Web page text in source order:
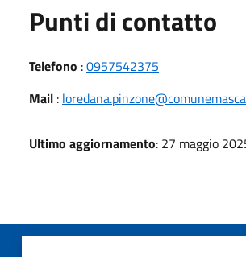
Punti di contatto
Telefono :0957542375
Mail :
Ultimo aggiornamento: 27 maggio